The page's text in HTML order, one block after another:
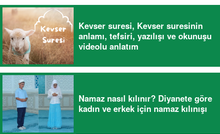
Kevser suresi, Kevser suresinin
anlamı, tefsiri, yazılışı ve okunuşu
videolu anlatım
Namaz nasıl kılınır? Diyanete göre
kadın ve erkek için namaz kılınışı